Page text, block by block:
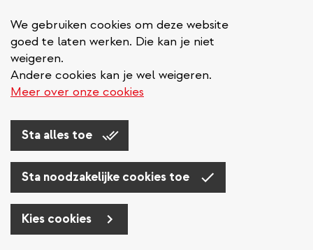
We gebruiken cookies om deze website
goed te laten werken. Die kan je niet
weigeren.
Andere cookies kan je wel weigeren.
Meer over onze cookies
Sta alles toe
Sta noodzakelijke cookies toe
Kies cookies